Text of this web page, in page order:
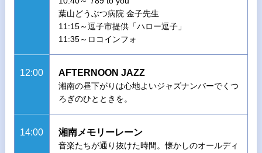
葉山どうぶつ病院 金子先生
11:15～逗子市提供「ハロー逗子」
11:35～ロコインフォ
12:00 AFTERNOON JAZZ
湘南の昼下がりは心地よいジャズナンバーでくつ
ろぎのひとときを。
14:00 湘南メモリーレーン
音楽たちが通り抜けた時間。懐かしのオールディ